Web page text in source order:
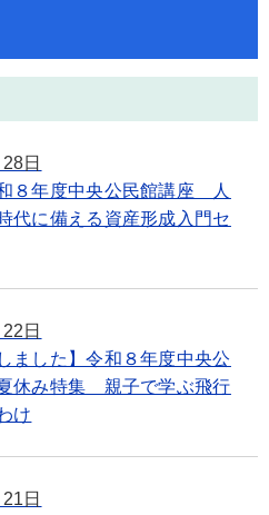
日
８年度中央公民館講座 人
代に備える資産形成入門セ
日
ました】令和８年度中央公
休み特集 親子で学ぶ飛行
け
日